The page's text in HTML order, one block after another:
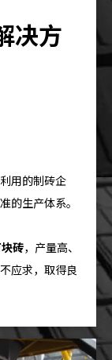
决方
用的制砖企
的生产体系。
砖，产量高、
应求，取得良